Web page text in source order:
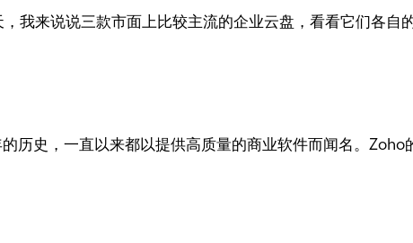
我来说说三款市面上比较主流的企业云盘，看看它们各自
历史，一直以来都以提供高质量的商业软件而闻名。Zoho